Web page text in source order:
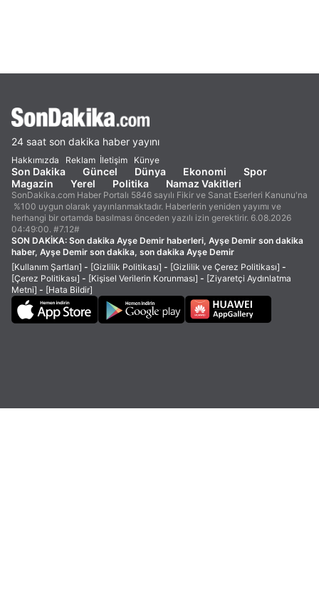
24 saat son dakika haber yayını
Hakkımızda Reklam İletişim Künye
Son Dakika Güncel Dünya Ekonomi
Spor
Magazin
Yerel Politika Namaz Vakitleri
SonDakika.com Haber Portalı 5846 sayılı Fikir ve Sanat Eserleri Kanunu'na
%100 uygun olarak yayınlanmaktadır. Haberlerin yeniden yayımı ve
herhangi bir ortamda basılması önceden yazılı izin gerektirir. 6.08.2026
04:49:00. #7.12#
SON DAKİKA: Son dakika Ayşe Demir haberleri, Ayşe Demir son dakika
haber, Ayşe Demir son dakika, son dakika Ayşe Demir
[Kullanım Şartları] - [Gizlilik Politikası] - [Gizlilik ve Çerez Politikası] -
[Çerez Politikası] - [Kişisel Verilerin Korunması] - [Ziyaretçi Aydınlatma
Metni] - [Hata Bildir]